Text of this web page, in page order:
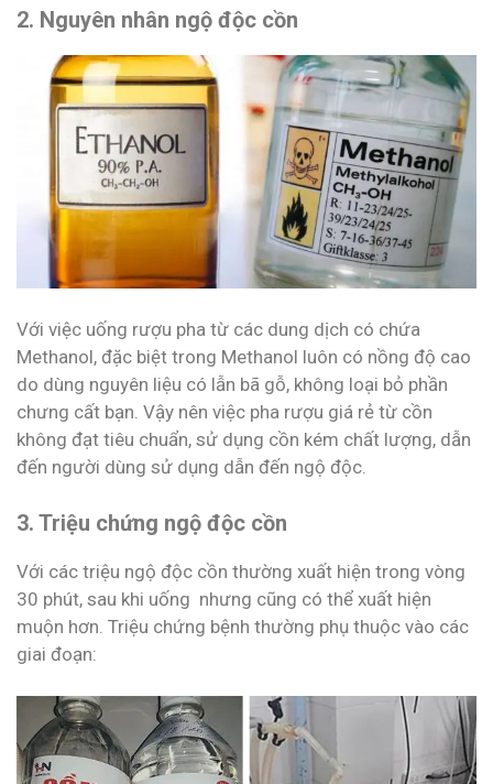
2. Nguyên nhân ngộ độc cồn
Với việc uống rượu pha từ các dung dịch có chứa
Methanol, đặc biệt trong Methanol luôn có nồng độ cao
do dùng nguyên liệu có lẫn bã gỗ, không loại bỏ phần
chưng cất bạn. Vậy nên việc pha rượu giá rẻ từ cồn
không đạt tiêu chuẩn, sử dụng cồn kém chất lượng, dẫn
đến người dùng sử dụng dẫn đến ngộ độc.
3. Triệu chứng ngộ độc cồn
Với các triệu ngộ độc cồn thường xuất hiện trong vòng
30 phút, sau khi uống nhưng cũng có thể xuất hiện
muộn hơn. Triệu chứng bệnh thường phụ thuộc vào các
giai đoạn: